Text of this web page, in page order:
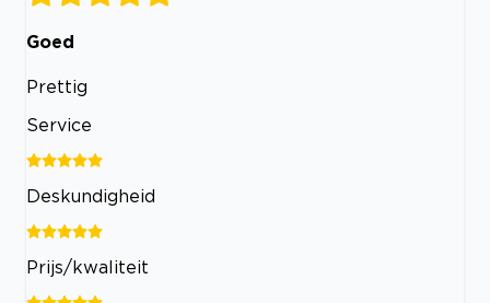
Goed
Prettig
Service
Deskundigheid
Prijs/kwaliteit